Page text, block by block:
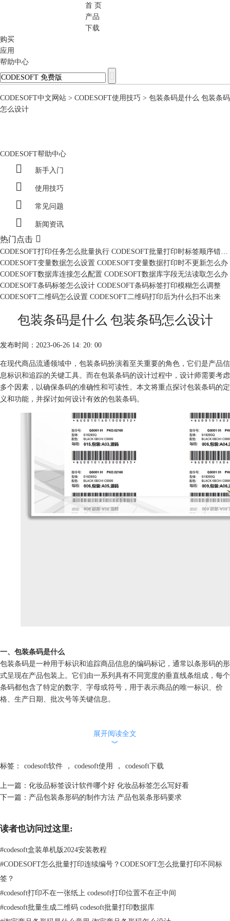
首 页
产品
下载
购买
应用
帮助中心
CODESOFT中文网站 > CODESOFT使用技巧 > 包装条码是什么 包装条码
怎么设计
CODESOFT帮助中心
 新手入门
 使用技巧
 常见问题
 新闻资讯
热门点击 
CODESOFT打印任务怎么批量执行 CODESOFT批量打印时标签顺序错乱怎么办
CODESOFT变量数据怎么设置 CODESOFT变量数据打印时不更新怎么办
CODESOFT数据库连接怎么配置 CODESOFT数据库字段无法读取怎么办
CODESOFT条码标签怎么设计 CODESOFT条码标签打印模糊怎么调整
CODESOFT二维码怎么设置 CODESOFT二维码打印后为什么扫不出来
包装条码是什么 包装条码怎么设计
发布时间：2023-06-26 14: 20: 00
在现代商品流通领域中， 包装条码扮演着至关重要的角色，它们是产品信
息标识和追踪的关键工具。而在包装条码的设计过程中，设计师需要考虑
多个因素，以确保条码的准确性和可读性。本文将重点探讨包装条码的定
义和功能，并探讨如何设计有效的包装条码。
一、包装条码是什么
包装条码是一种用于标识和追踪商品信息的编码标记，通常以条形码的形
式呈现在产品包装上。它们由一系列具有不同宽度的垂直线条组成，每个
条码都包含了特定的数字、字母或符号，用于表示商品的唯一标识、价
格、生产日期、批次号等关键信息。
据采集和处理。通过使用扫描设备，如条码扫描枪，销售员、物流人员或
消费者可以快速扫描包装条码，获取商品信息或实施相应的操作。这不仅
链的顺畅运作。
包装条码的设计应遵循国际通用的标准和规范，以确保条码的一致性和互
用，为商品信息管理和追踪提供了标准化的解决方案。
展开阅读全文
︾
标签： codesoft软件 ， codesoft使用 ， codesoft下载
上一篇： 化妆品标签设计软件哪个好 化妆品标签怎么写好看
下一篇： 产品包装条形码的制作方法 产品包装条形码要求
读者也访问过这里:
#codesoft盒装单机版2024安装教程
#CODESOFT怎么批量打印连续编号？CODESOFT怎么批量打印不同标
签？
#codesoft打印不在一张纸上 codesoft打印位置不在正中间
#codesoft批量生成二维码 codesoft批量打印数据库